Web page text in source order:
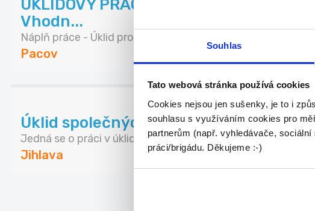
Souhlas
Tato webová stránka používá cookies
Cookies nejsou jen sušenky, je to i
souhlasu s využíváním cookies pro
partnerům (např. vyhledávače,
práci/brigádu. Děkujeme :-)
ÚKLIDOVÝ PRACOVNÍK, Pacov -
Vhodn...
Náplň práce - Úklid prodejny strojově i ru...
Pacov
Úklid společných prostor bytových
Jedná se o práci v úklidu bytových domů. Uklízej...
Jihlava